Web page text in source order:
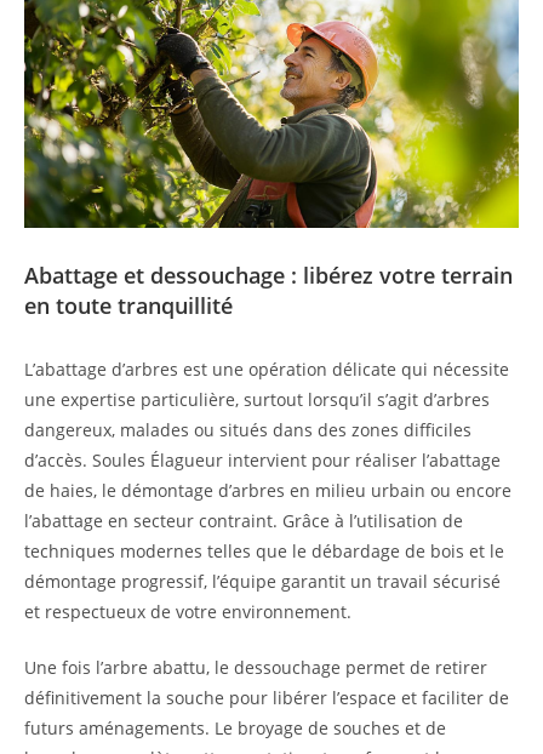
Abattage et dessouchage : libérez votre terrain
en toute tranquillité
L’abattage d’arbres est une opération délicate qui nécessite
une expertise particulière, surtout lorsqu’il s’agit d’arbres
dangereux, malades ou situés dans des zones difficiles
d’accès. Soules Élagueur intervient pour réaliser l’abattage
de haies, le démontage d’arbres en milieu urbain ou encore
l’abattage en secteur contraint. Grâce à l’utilisation de
techniques modernes telles que le débardage de bois et le
démontage progressif, l’équipe garantit un travail sécurisé
et respectueux de votre environnement.
Une fois l’arbre abattu, le dessouchage permet de retirer
définitivement la souche pour libérer l’espace et faciliter de
futurs aménagements. Le broyage de souches et de